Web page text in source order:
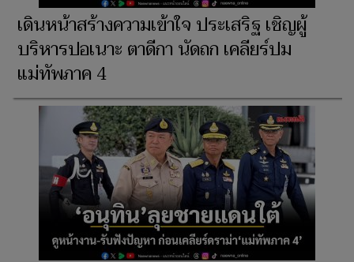
เดินหน้าสร้างความเข้าใจ ประเสริฐ เชิญผู้
บริหารปอเนาะ ตาดีกา นัดถก เคลียร์ปม
แม่ทัพภาค 4